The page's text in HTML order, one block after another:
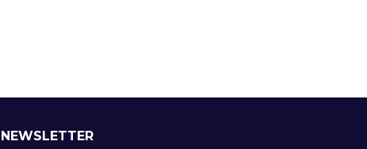
NEWSLETTER